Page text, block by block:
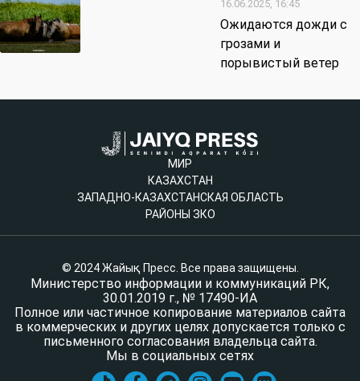
16.06.2025, 16:45
Ожидаются дожди с
грозами и
порывистый ветер
МИР
КАЗАХСТАН
ЗАПАДНО-КАЗАХСТАНСКАЯ ОБЛАСТЬ
РАЙОНЫ ЗКО
© 2024 Жайық Пресс. Все права защищены.
Министерство информации и коммуникаций РК,
30.01.2019 г., № 17490-ИА
Полное или частичное копирование материалов сайта
в коммерческих и других целях допускается только с
письменного согласования владельца сайта.
Мы в социальных сетях